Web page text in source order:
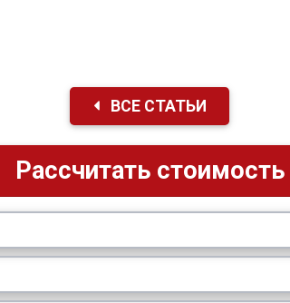
ВСЕ СТАТЬИ
Рассчитать стоимость